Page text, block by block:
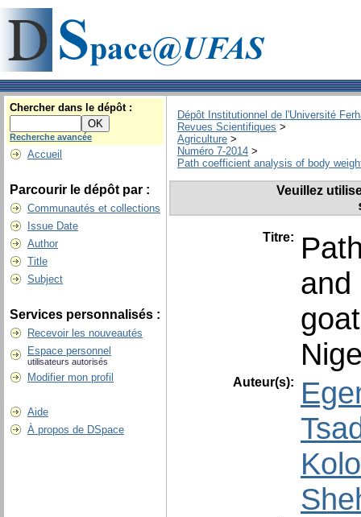
Chercher dans le dépôt :
Recherche avancée
Accueil
Parcourir le dépôt par :
Communautés et collections
Issue Date
Author
Title
Subject
Services personnalisés :
Recevoir les nouveautés
Espace personnel
utilisateurs autorisés
Modifier mon profil
Aide
À propos de DSpace
Dépôt Institutionnel de l'Université
Revues Scientifiques >
Agriculture >
Numéro 7-2014 >
Path coefficient analysis of body
Veuillez
Titre:
and
Auteur(s):